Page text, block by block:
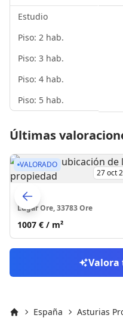
Estudio
Piso: 2 hab.
Piso: 3 hab.
Piso: 4 hab.
Piso: 5 hab.
Últimas
Skip
VALORADO
27 oct
Casa
Lugar Ore, 33783 Ore
1007 € / m²
Valora
España Asturias